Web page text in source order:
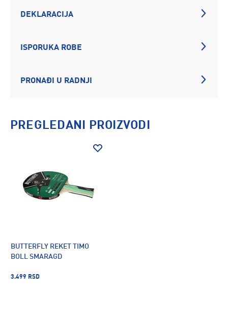
DEKLARACIJA
ISPORUKA ROBE
PRONAĐI U RADNJI
PREGLEDANI PROIZVODI
BUTTERFLY REKET TIMO
BOLL SMARAGD
3.499 RSD